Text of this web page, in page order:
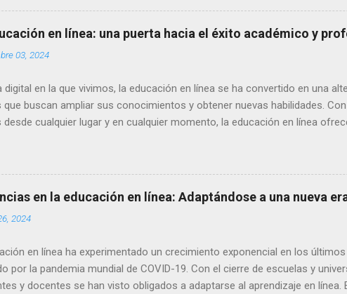
ha vuelto omnipresente en nuestra sociedad. Por lo tanto, no es de
más importantes en la educación en línea. Cada vez más
en línea: una puerta hacia el éxito académico y
03, 2024
digital en la que vivimos, la educación en línea se ha convertido en una
que buscan ampliar sus conocimientos y obtener nuevas habilidades.
desde cualquier lugar y en cualquier momento, la educación en línea
en línea. Accesibilidad y flexibilidad: Una de las ventajas más
A diferencia de la educación tradicional, en la que se requiere asistir
específicos, la educación en línea permite a los alumnos acceder al
con conexión a internet. Esto significa que no importa dón...
en la educación en línea: Adaptándose a una nueva
2024
en línea ha experimentado un crecimiento exponencial en los
por la pandemia mundial de COVID-19. Con el cierre de escuelas y
y docentes se han visto obligados a adaptarse al aprendizaje en línea.